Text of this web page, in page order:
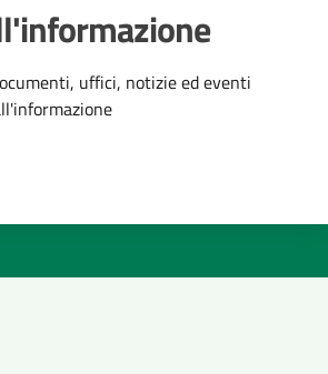
uffici, notizie ed eventi